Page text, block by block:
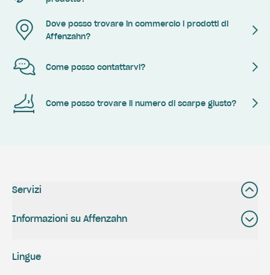
Dove posso trovare in commercio i prodotti di
Affenzahn?
Come posso contattarvi?
Come posso trovare il numero di scarpe giusto?
Servizi
Informazioni su Affenzahn
Lingue